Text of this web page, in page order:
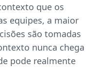
que os
equipes, a maior
são tomadas
nunca chega
pode realmente